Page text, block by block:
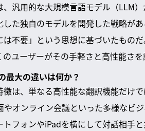
、汎用的な大規模言語モデル（LLM
した独自のモデルを開発した戦略が
不要」という思想に基づいたもの
ユーザーがその手軽さと高性能さを
最大の違いは何か？
は、単なる高性能な翻訳機能だけ
オンライン会議といった多様なビ
フォンやiPadを横にして対話相手